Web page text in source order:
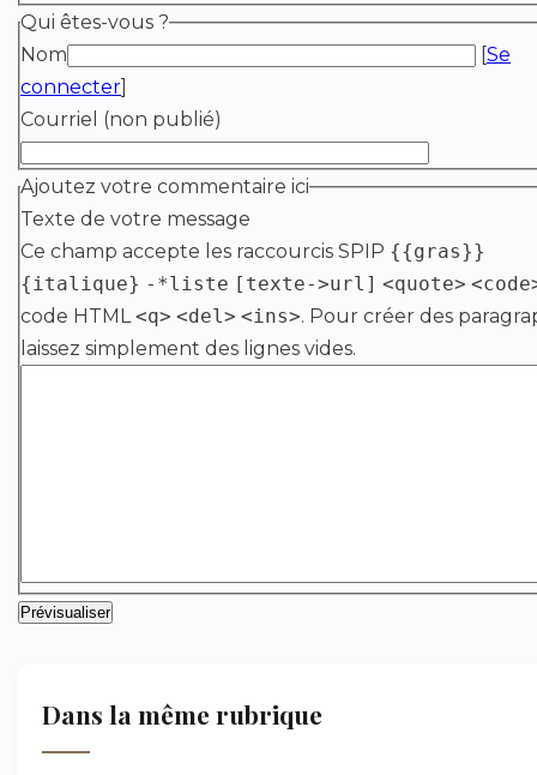
Qui êtes-vous ?
Nom
[Se
connecter]
Courriel (non publié)
Ajoutez votre commentaire ici
Texte de votre message
Ce champ accepte les raccourcis SPIP {{gras}}
{italique} -*liste [texte->url] <quote>
code HTML<q> <del> <ins>. Pour créer des
laissez simplement des lignes vides.
Dans la même rubrique